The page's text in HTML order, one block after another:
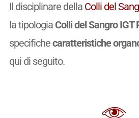
Il disciplinare della Colli del
la tipologia Colli del Sangro IGT
specifichecaratteristiche
qui di seguito.